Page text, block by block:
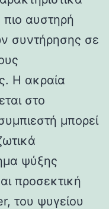
αυστηρή
συντήρησης σε
Η ακραία
στο
μπορεί
ψύξης
προσεκτική
του ψυγείου